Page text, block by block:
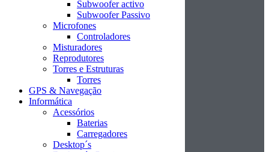
Subwoofer activo
Subwoofer Passivo
Microfones
Controladores
Misturadores
Reprodutores
Torres e Estruturas
Torres
GPS & Navegação
Informática
Acessórios
Baterias
Carregadores
Desktop´s